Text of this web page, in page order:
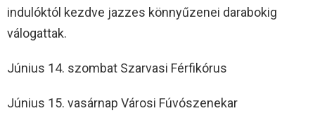
indulóktól kezdve jazzes könnyűzenei darabokig
válogattak.
Június 14. szombat Szarvasi Férfikórus
Június 15. vasárnap Városi Fúvószenekar